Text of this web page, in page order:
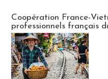
Coopération France-
professionnels français